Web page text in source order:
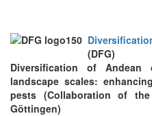
(DFG)
Diversification of
landscape scales:
pests (Collaboration of
Göttingen)